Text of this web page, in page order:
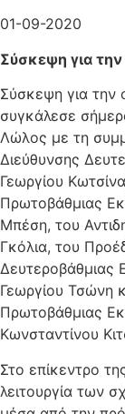
01-09-2020
Σύσκεψη για
Σύσκεψη για την
συγκάλεσε
Λώλος με τη
Διεύθυνσης
Γεωργίου
Πρωτοβάθμιας
Μπέση, του
Γκόλια, του
Δευτεροβάθμιας
Γεωργίου Τσώνη
Πρωτοβάθμιας
Κωνσταντίνου
Στο επίκεντρο
λειτουργία των